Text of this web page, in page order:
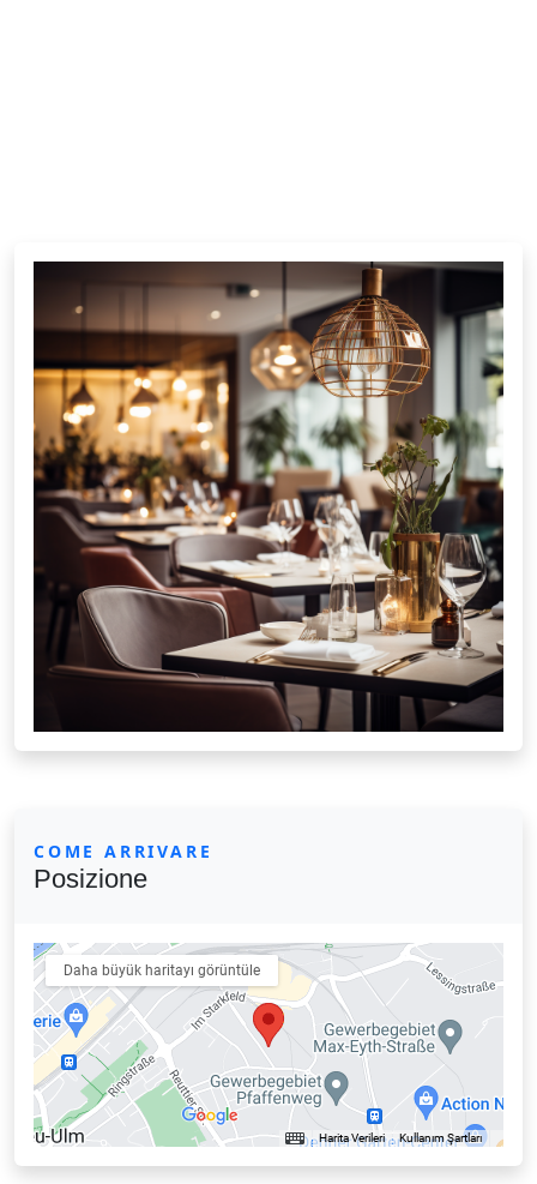
COME ARRIVARE
Posizione